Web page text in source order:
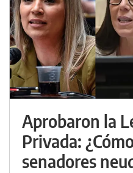
Aprobaron la
Privada:
senadores